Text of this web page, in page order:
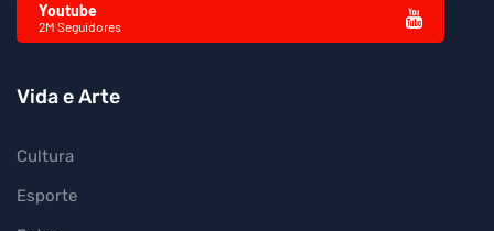
Youtube
2M Seguidores
Vida e Arte
Cultura
Esporte